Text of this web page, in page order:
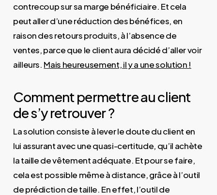
contrecoup sur sa marge bénéficiaire. Et cela
peut aller d’une réduction des bénéfices, en
raison des retours produits, à l’absence de
ventes, parce que le client aura décidé d’aller voir
ailleurs. Mais heureusement, il y a une solution !
Comment permettre au client
de s’y retrouver ?
La solution consiste à lever le doute du client en
lui assurant avec une quasi-certitude, qu’il achète
la taille de vêtement adéquate. Et pour se faire,
cela est possible même à distance, grâce à l’outil
de prédiction de taille. En effet, l’outil de